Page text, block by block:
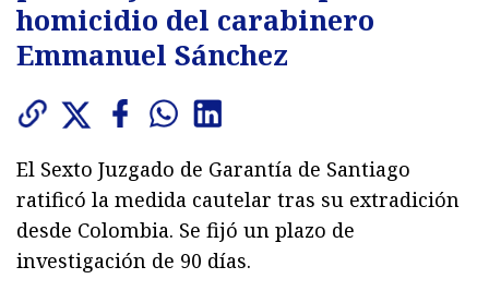
homicidio del carabinero
Emmanuel Sánchez
El Sexto Juzgado de Garantía de Santiago
ratificó la medida cautelar tras su extradición
desde Colombia. Se fijó un plazo de
investigación de 90 días.